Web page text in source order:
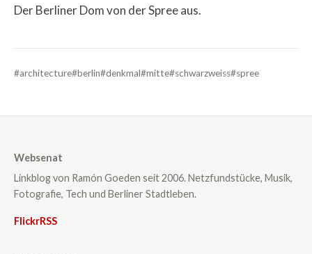
Der Berliner Dom von der Spree aus.
#architecture#berlin#denkmal#mitte#schwarzweiss#spree
Websenat
Linkblog von Ramón Goeden seit 2006. Netzfundstücke, Musik,
Fotografie, Tech und Berliner Stadtleben.
FlickrRSS